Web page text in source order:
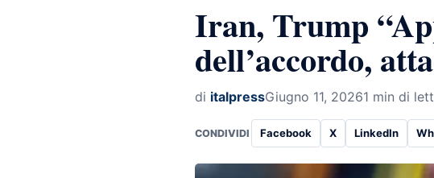
Iran, Trump
dell’accordo,
di italpressGiugno 11, 20261 min di
CONDIVIDI Facebook X LinkedIn